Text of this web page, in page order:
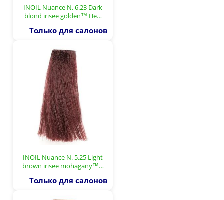
INOIL Nuance N. 6.23 Dark
blond irisee golden™ Пе…
Только для салонов
INOIL Nuance N. 5.25 Light
brown irisee mohagany™…
Только для салонов